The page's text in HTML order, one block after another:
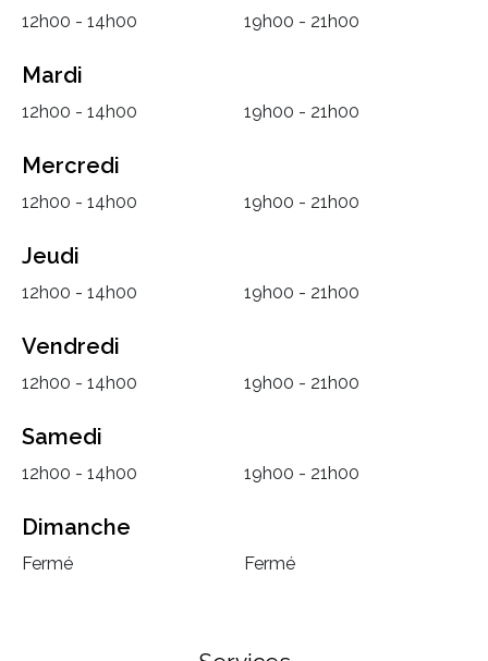
12h00 - 14h00 19h00 - 21h00
Mardi
12h00 - 14h00 19h00 - 21h00
Mercredi
12h00 - 14h00 19h00 - 21h00
Jeudi
12h00 - 14h00 19h00 - 21h00
Vendredi
12h00 - 14h00 19h00 - 21h00
Samedi
12h00 - 14h00 19h00 - 21h00
Dimanche
Fermé Fermé